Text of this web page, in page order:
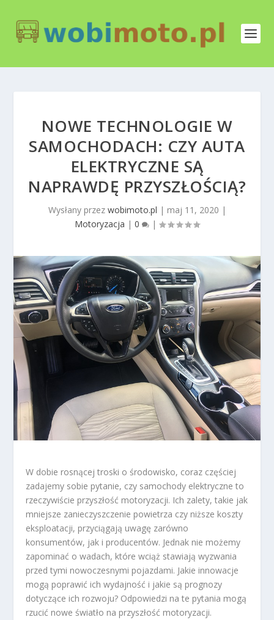
NOWE TECHNOLOGIE W
SAMOCHODACH: CZY AUTA
ELEKTRYCZNE SĄ
NAPRAWDĘ PRZYSZŁOŚCIĄ?
Wysłany przez wobimoto.pl | maj 11, 2020 |
Motoryzacja | 0 |
W dobie rosnącej troski o środowisko, coraz częściej
zadajemy sobie pytanie, czy samochody elektryczne to
rzeczywiście przyszłość motoryzacji. Ich zalety, takie jak
mniejsze zanieczyszczenie powietrza czy niższe koszty
eksploatacji, przyciągają uwagę zarówno
konsumentów, jak i producentów. Jednak nie możemy
zapominać o wadach, które wciąż stawiają wyzwania
przed tymi nowoczesnymi pojazdami. Jakie innowacje
mogą poprawić ich wydajność i jakie są prognozy
dotyczące ich rozwoju? Odpowiedzi na te pytania mogą
rzucić nowe światło na przyszłość motoryzacji.